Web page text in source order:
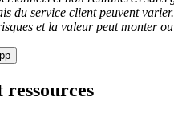
du service client peuvent
et la valeur peut monter ou
ressources